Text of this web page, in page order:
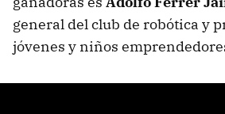
general del club de robótica y
jóvenes y niños